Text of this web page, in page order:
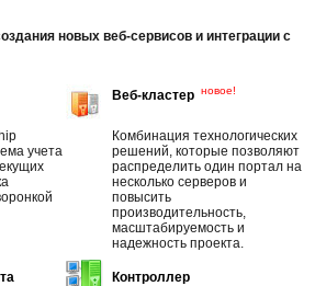
новых веб-сервисов и интеграции с
Веб-кластер новое!
учета
Комбинация технологических
решений, которые позволяют
распределить один портал на
несколько серверов и
повысить
производительность,
масштабируемость и
надежность проекта.
Контроллер